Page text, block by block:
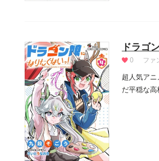
ドラゴ
0 ファ
超人気ア
だ平穏な